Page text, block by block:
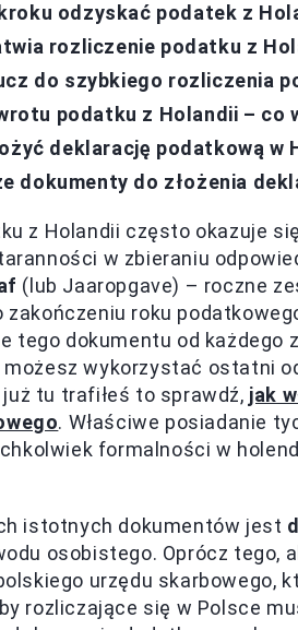
odzyskać podatek z
rozliczenie podatku z
do szybkiego rozliczenia
podatku z Holandii – co
deklarację podatkową w
dokumenty do złożenia
z Holandii często okazuje
w zbieraniu
(lub Jaaropgave) – roczne
roku
tego dokumentu od każdego
wykorzystać ostatni
tu trafiłeś to sprawdź, jak
. Właściwe posiadanie
formalności w
istotnych dokumentów jest
osobistego. Oprócz tego,
urzędu skarbowego,
rozliczające się w Polsce